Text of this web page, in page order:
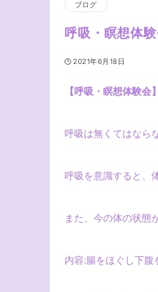
ブログ
呼吸・瞑想体
2021年6月18日
【呼吸・瞑想体験会】
呼吸は無くてはなら
呼吸を意識すると、
また、今の体の状態
内容:腸をほぐし下腹